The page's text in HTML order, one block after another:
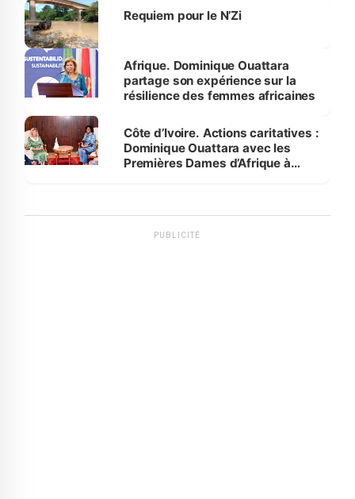
Requiem pour le N’Zi
Afrique. Dominique Ouattara
partage son expérience sur la
résilience des femmes africaines
Côte d’Ivoire. Actions caritatives :
Dominique Ouattara avec les
Premières Dames d’Afrique à
PUBLICITÉ